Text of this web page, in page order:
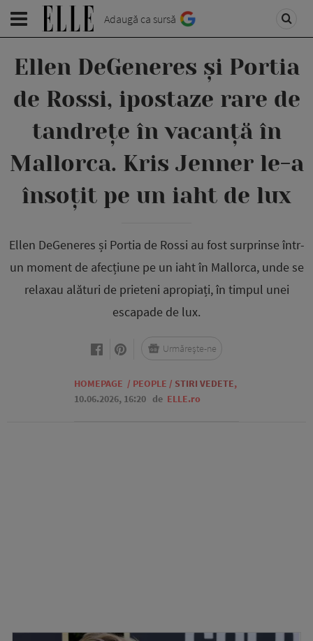
Adaugă ca sursă
Ellen DeGeneres și Portia
de Rossi, ipostaze rare de
tandrețe în vacanță în
Mallorca. Kris Jenner le-a
însoțit pe un iaht de lux
Ellen DeGeneres și Portia de Rossi au fost surprinse într-
un moment de afecțiune pe un iaht în Mallorca, unde se
relaxau alături de prieteni apropiați, în timpul unei
escapade de lux.
HOMEPAGE / PEOPLE / STIRI VEDETE,
10.06.2026, 16:20 de ELLE.ro
Urmărește-ne